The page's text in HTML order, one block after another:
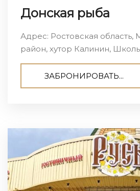
Донская рыба
Адрес: Ростовская область,
район, хутор Калинин,
ЗАБРОНИРОВАТЬ...